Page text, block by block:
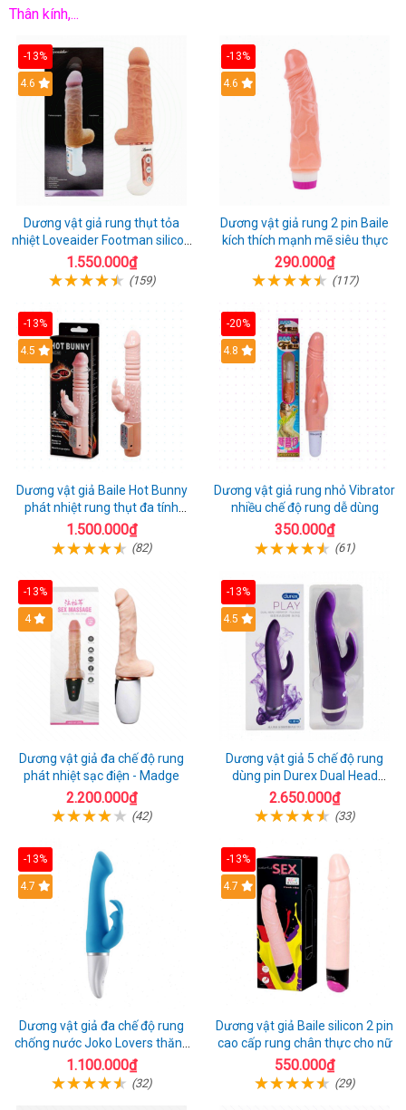
Thân kính,...
-13%
Hot
4.6
Dương vật giả rung thụt tỏa
nhiệt Loveaider Footman silicon
an toàn
1.550.000₫
(159)
-13%
Hot
4.6
Dương vật giả rung 2 pin Baile
kích thích mạnh mẽ siêu thực
290.000₫
(117)
-13%
Hot
4.5
Dương vật giả Baile Hot Bunny
phát nhiệt rung thụt đa tính
năng sạc điện
1.500.000₫
(82)
-20%
Hot
4.8
Dương vật giả rung nhỏ Vibrator
nhiều chế độ rung dễ dùng
350.000₫
(61)
-13%
Hot
4
Dương vật giả đa chế độ rung
phát nhiệt sạc điện - Madge
2.200.000₫
(42)
-13%
Hot
4.5
Dương vật giả 5 chế độ rung
dùng pin Durex Dual Head
Pulsing
2.650.000₫
(33)
-13%
Hot
4.7
Dương vật giả đa chế độ rung
chống nước Joko Lovers thăng
hoa
1.100.000₫
(32)
-13%
4.7
Dương vật giả Baile silicon 2 pin
cao cấp rung chân thực cho nữ
550.000₫
(29)